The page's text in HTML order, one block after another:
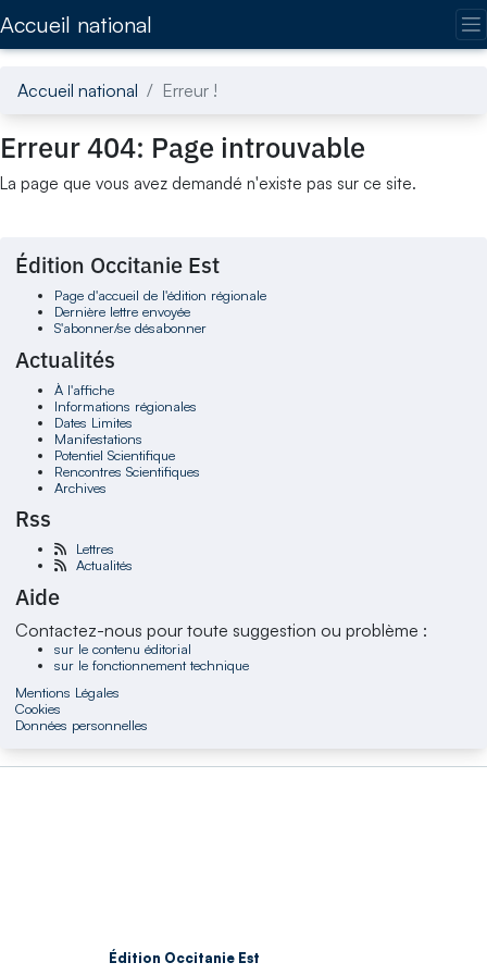
Accueil national
Accueil national Erreur !
Erreur 404: Page introuvable
La page que vous avez demandé n'existe pas sur ce site.
Édition Occitanie Est
Page d'accueil de l'édition régionale
Dernière lettre envoyée
S'abonner/se désabonner
Actualités
À l'affiche
Informations régionales
Dates Limites
Manifestations
Potentiel Scientifique
Rencontres Scientifiques
Archives
Rss
Lettres
Actualités
Aide
Contactez-nous pour toute suggestion ou problème :
sur le contenu éditorial
sur le fonctionnement technique
Mentions Légales
Cookies
Données personnelles
Édition Occitanie Est